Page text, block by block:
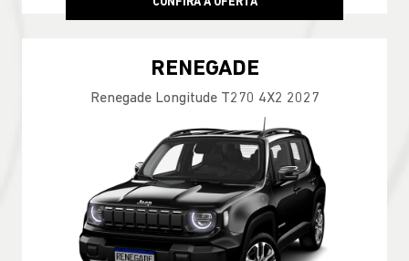
RENEGADE
Renegade Longitude T270 4X2 2027